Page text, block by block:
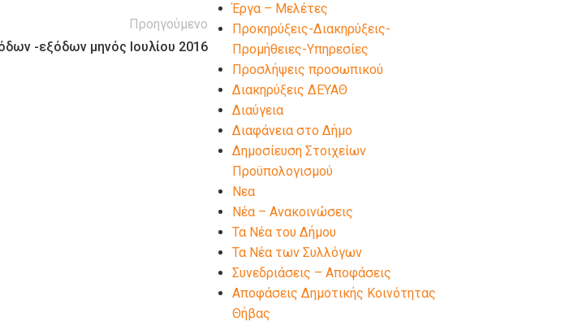
Προηγούμενο
-εξόδων μηνός Ιουλίου 2016
Έργα – Μελέτες
Προκηρύξεις-Διακηρύξεις-
Προμήθειες-Υπηρεσίες
Προσλήψεις προσωπικού
Διακηρύξεις ΔΕΥΑΘ
Διαύγεια
Διαφάνεια στο Δήμο
Δημοσίευση Στοιχείων
Προϋπολογισμού
Νεα
Νέα – Ανακοινώσεις
Τα Νέα του Δήμου
Τα Νέα των Συλλόγων
Συνεδριάσεις – Αποφάσεις
Αποφάσεις Δημοτικής Κοινότητας
Θήβας